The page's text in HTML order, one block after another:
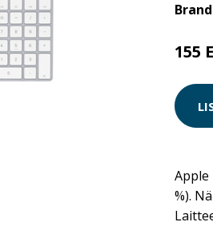
155
Apple
%).